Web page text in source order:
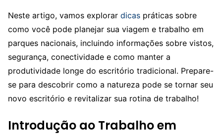
Neste artigo, vamos explorar dicas práticas sobre
como você pode planejar sua viagem e trabalho em
parques nacionais, incluindo informações sobre vistos,
segurança, conectividade e como manter a
produtividade longe do escritório tradicional. Prepare-
se para descobrir como a natureza pode se tornar seu
novo escritório e revitalizar sua rotina de trabalho!
Introdução ao Trabalho em